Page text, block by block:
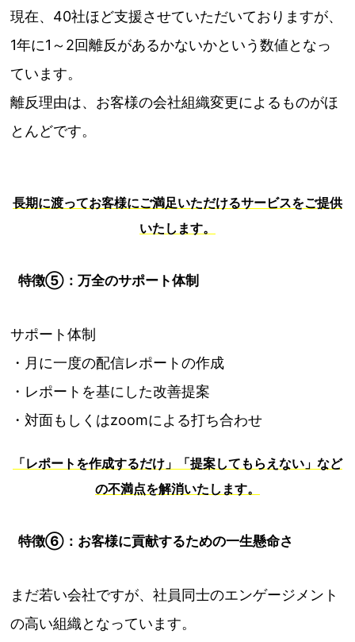
現在、40社ほど支援させていただいておりますが、
1年に1～2回離反があるかないかという数値となっ
ています。
離反理由は、お客様の会社組織変更によるものがほ
とんどです。
長期に渡ってお客様にご満足いただけるサービスをご提供
いたします。
特徴⑤：万全のサポート体制
サポート体制
・月に一度の配信レポートの作成
・レポートを基にした改善提案
・対面もしくはzoomによる打ち合わせ
「レポートを作成するだけ」「提案してもらえない」など
の不満点を解消いたします。
特徴⑥：お客様に貢献するための一生懸命さ
まだ若い会社ですが、社員同士のエンゲージメント
の高い組織となっています。